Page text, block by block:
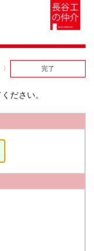
完了
ださい。